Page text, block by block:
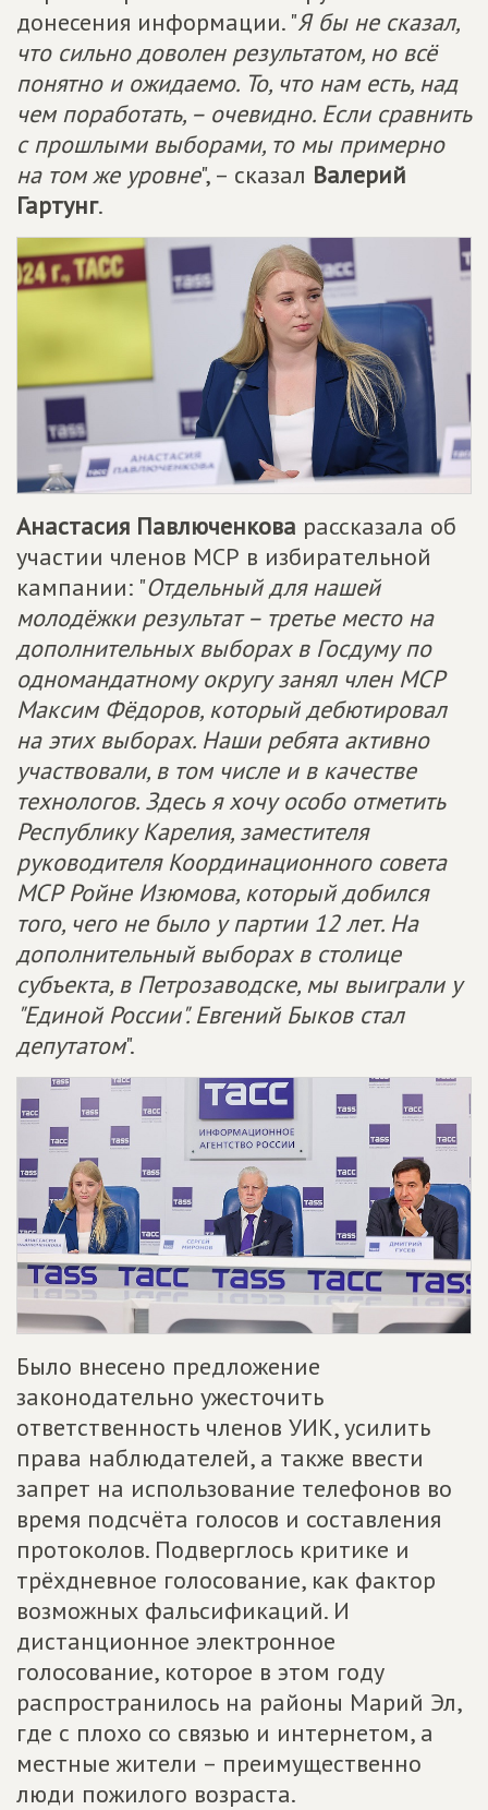
донесения информации. "Я бы не сказал,
что сильно доволен результатом, но всё
понятно и ожидаемо. То, что нам есть, над
чем поработать, – очевидно. Если сравнить
с прошлыми выборами, то мы примерно
на том же уровне", – сказал Валерий
Гартунг.
Анастасия Павлюченкова рассказала об
участии членов МСР в избирательной
кампании: "Отдельный для нашей
молодёжки результат – третье место на
дополнительных выборах в Госдуму по
одномандатному округу занял член МСР
Максим Фёдоров, который дебютировал
на этих выборах. Наши ребята активно
участвовали, в том числе и в качестве
технологов. Здесь я хочу особо отметить
Республику Карелия, заместителя
руководителя Координационного совета
МСР Ройне Изюмова, который добился
того, чего не было у партии 12 лет. На
дополнительный выборах в столице
субъекта, в Петрозаводске, мы выиграли у
"Единой России". Евгений Быков стал
депутатом".
Было внесено предложение
законодательно ужесточить
ответственность членов УИК, усилить
права наблюдателей, а также ввести
запрет на использование телефонов во
время подсчёта голосов и составления
протоколов. Подверглось критике и
трёхдневное голосование, как фактор
возможных фальсификаций. И
дистанционное электронное
голосование, которое в этом году
распространилось на районы Марий Эл,
где с плохо со связью и интернетом, а
местные жители – преимущественно
люди пожилого возраста.